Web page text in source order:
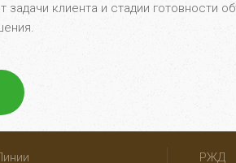
задачи клиента и стадии готовности
РЖД